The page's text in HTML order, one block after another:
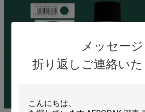
メッセージ
折り返しご連絡いた